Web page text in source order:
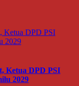
Ketua DPD PSI
2029